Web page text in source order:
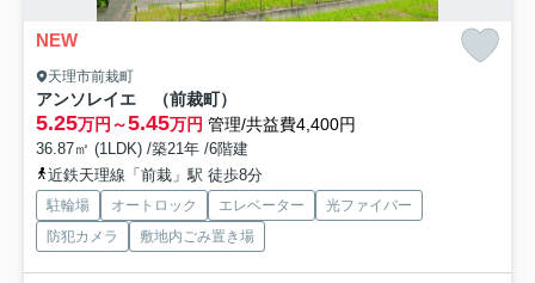
NEW
天理市前栽町
アンソレイエ （前裁町）
5.25万円～5.45万円 管理/共益費4,400円
36.87㎡ (1LDK) /築21年 /6階建
近鉄天理線「前栽」駅 徒歩8分
駐輪場 オートロック エレベーター
光ファイバー
防犯カメラ
敷地内ごみ置き場